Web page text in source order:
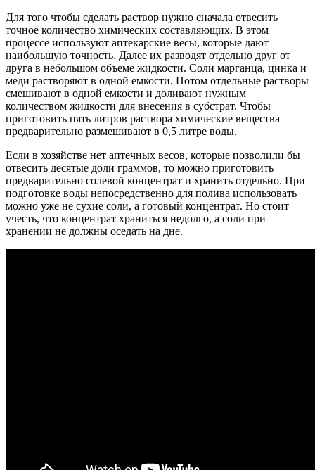
Для того чтобы сделать раствор нужно сначала отвесить
точное количество химических составляющих. В этом
процессе используют аптекарские весы, которые дают
наибольшую точность. Далее их разводят отдельно друг от
друга в небольшом объеме жидкости. Соли марганца, цинка и
меди растворяют в одной емкости. Потом отдельные растворы
смешивают в одной емкости и доливают нужным
количеством жидкости для внесения в субстрат. Чтобы
приготовить пять литров раствора химические вещества
предварительно размешивают в 0,5 литре воды.
Если в хозяйстве нет аптечных весов, которые позволили бы
отвесить десятые доли граммов, то можно приготовить
предварительно солевой концентрат и хранить отдельно. При
подготовке воды непосредственно для полива использовать
можно уже не сухие соли, а готовый концентрат. Но стоит
учесть, что концентрат храниться недолго, а соли при
хранении не должны оседать на дне.